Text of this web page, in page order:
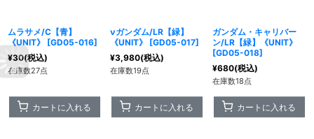
ムラサメ/C【青】
《UNIT》
[GD05-016]
¥30(税込)
在庫数27点
カートに入れる
νガンダム/LR【緑】
《UNIT》
[GD05-017]
¥3,980(税込)
在庫数19点
カートに入れる
ガンダム・キャリバー
ン/LR【緑】《UNIT》
[GD05-018]
¥680(税込)
在庫数18点
カートに入れる